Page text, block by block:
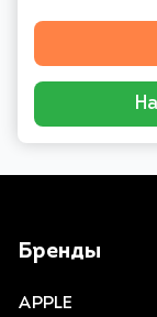
Бренды
APPLE